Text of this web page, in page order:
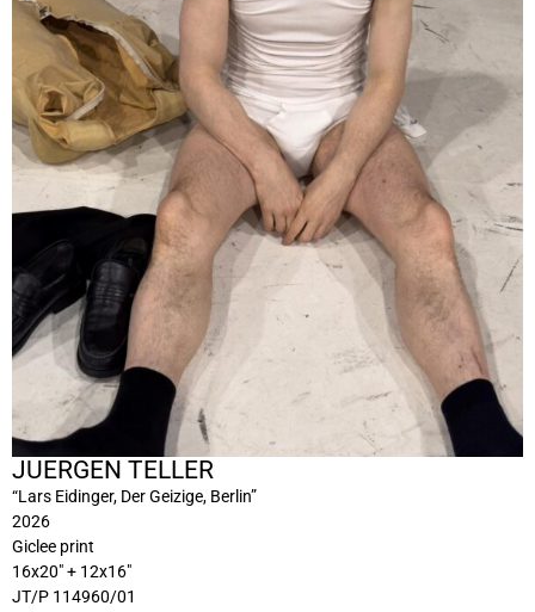
JUERGEN TELLER
“Lars Eidinger, Der Geizige, Berlin”
2026
Giclee print
16x20" + 12x16"
JT/P 114960/01